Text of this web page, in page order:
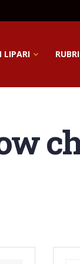
LIPARI